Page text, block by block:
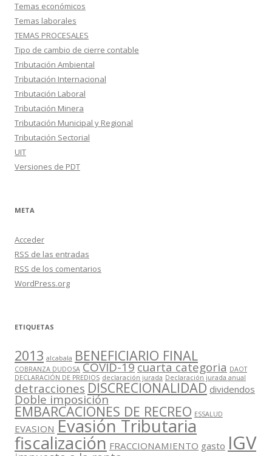
Temas económicos
Temas laborales
TEMAS PROCESALES
Tipo de cambio de cierre contable
Tributación Ambiental
Tributación Internacional
Tributación Laboral
Tributación Minera
Tributación Municipal y Regional
Tributación Sectorial
UIT
Versiones de PDT
META
Acceder
RSS de las entradas
RSS de los comentarios
WordPress.org
ETIQUETAS
2013 alcabala BENEFICIARIO FINAL
COBRANZA DUDOSA COVID-19cuarta categoria DAOT
DECLARACIÓN DE PREDIOS declaración jurada Declaración jurada anual
detracciones DISCRECIONALIDAD dividendos
Doble imposición
EMBARCACIONES DE RECREO ESSALUD
EVASION Evasión Tributaria
fiscalización FRACCIONAMIENTO gasto IGV